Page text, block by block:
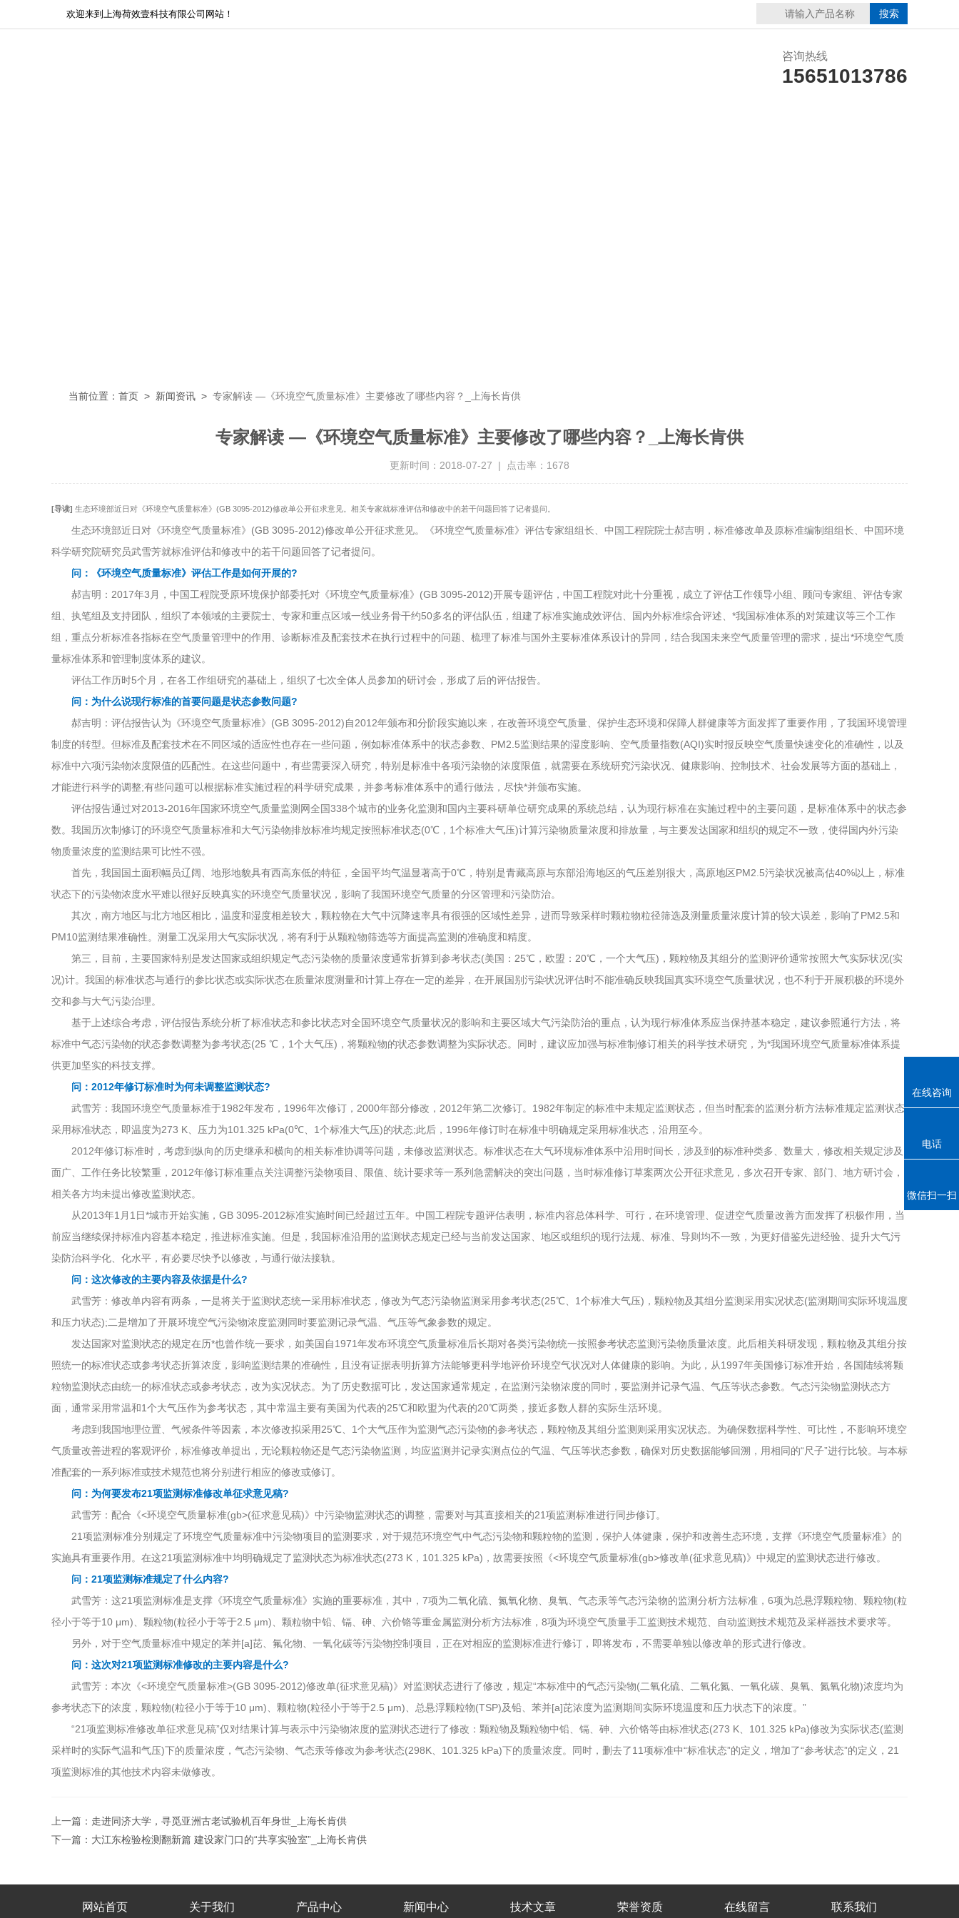
欢迎来到上海荷效壹科技有限公司网站！
咨询热线
15651013786
当前位置： 首页 > 新闻资讯 > 专家解读 —《环境空气质量标准》主要修改了哪些内容？_上海长肯供
专家解读 —《环境空气质量标准》主要修改了哪些内容？_上海长肯供
更新时间：2018-07-27 | 点击率：1678
[导读] 生态环境部近日对《环境空气质量标准》(GB 3095-2012)修改单公开征求意见。相关专家就标准评估和修改中的若干问题回答了记者提问。
生态环境部近日对《环境空气质量标准》(GB 3095-2012)修改单公开征求意见。《环境空气质量标准》评估专家组组长、中国工程院院士郝吉明，标准修改单及原标准编制组组长、中国环境
科学研究院研究员武雪芳就标准评估和修改中的若干问题回答了记者提问。
问：《环境空气质量标准》评估工作是如何开展的?
郝吉明：2017年3月，中国工程院受原环境保护部委托对《环境空气质量标准》(GB 3095-2012)开展专题评估，中国工程院对此十分重视，成立了评估工作领导小组、顾问专家组、评估专家
组、执笔组及支持团队，组织了本领域的主要院士、专家和重点区域一线业务骨干约50多名的评估队伍，组建了标准实施成效评估、国内外标准综合评述、*我国标准体系的对策建议等三个工作
组，重点分析标准各指标在空气质量管理中的作用、诊断标准及配套技术在执行过程中的问题、梳理了标准与国外主要标准体系设计的异同，结合我国未来空气质量管理的需求，提出*环境空气质
量标准体系和管理制度体系的建议。
评估工作历时5个月，在各工作组研究的基础上，组织了七次全体人员参加的研讨会，形成了后的评估报告。
问：为什么说现行标准的首要问题是状态参数问题?
郝吉明：评估报告认为《环境空气质量标准》(GB 3095-2012)自2012年颁布和分阶段实施以来，在改善环境空气质量、保护生态环境和保障人群健康等方面发挥了重要作用，了我国环境管理
制度的转型。但标准及配套技术在不同区域的适应性也存在一些问题，例如标准体系中的状态参数、PM2.5监测结果的湿度影响、空气质量指数(AQI)实时报反映空气质量快速变化的准确性，以及
标准中六项污染物浓度限值的匹配性。在这些问题中，有些需要深入研究，特别是标准中各项污染物的浓度限值，就需要在系统研究污染状况、健康影响、控制技术、社会发展等方面的基础上，
才能进行科学的调整;有些问题可以根据标准实施过程的科学研究成果，并参考标准体系中的通行做法，尽快*并颁布实施。
评估报告通过对2013-2016年国家环境空气质量监测网全国338个城市的业务化监测和国内主要科研单位研究成果的系统总结，认为现行标准在实施过程中的主要问题，是标准体系中的状态参
数。我国历次制修订的环境空气质量标准和大气污染物排放标准均规定按照标准状态(0℃，1个标准大气压)计算污染物质量浓度和排放量，与主要发达国家和组织的规定不一致，使得国内外污染
物质量浓度的监测结果可比性不强。
首先，我国国土面积幅员辽阔、地形地貌具有西高东低的特征，全国平均气温显著高于0℃，特别是青藏高原与东部沿海地区的气压差别很大，高原地区PM2.5污染状况被高估40%以上，标准
状态下的污染物浓度水平难以很好反映真实的环境空气质量状况，影响了我国环境空气质量的分区管理和污染防治。
其次，南方地区与北方地区相比，温度和湿度相差较大，颗粒物在大气中沉降速率具有很强的区域性差异，进而导致采样时颗粒物粒径筛选及测量质量浓度计算的较大误差，影响了PM2.5和
PM10监测结果准确性。测量工况采用大气实际状况，将有利于从颗粒物筛选等方面提高监测的准确度和精度。
第三，目前，主要国家特别是发达国家或组织规定气态污染物的质量浓度通常折算到参考状态(美国：25℃，欧盟：20℃，一个大气压)，颗粒物及其组分的监测评价通常按照大气实际状况(实
况)计。我国的标准状态与通行的参比状态或实际状态在质量浓度测量和计算上存在一定的差异，在开展国别污染状况评估时不能准确反映我国真实环境空气质量状况，也不利于开展积极的环境外
交和参与大气污染治理。
基于上述综合考虑，评估报告系统分析了标准状态和参比状态对全国环境空气质量状况的影响和主要区域大气污染防治的重点，认为现行标准体系应当保持基本稳定，建议参照通行方法，将
标准中气态污染物的状态参数调整为参考状态(25 ℃，1个大气压)，将颗粒物的状态参数调整为实际状态。同时，建议应加强与标准制修订相关的科学技术研究，为*我国环境空气质量标准体系提
供更加坚实的科技支撑。
问：2012年修订标准时为何未调整监测状态?
武雪芳：我国环境空气质量标准于1982年发布，1996年次修订，2000年部分修改，2012年第二次修订。1982年制定的标准中未规定监测状态，但当时配套的监测分析方法标准规定监测状态
采用标准状态，即温度为273 K、压力为101.325 kPa(0℃、1个标准大气压)的状态;此后，1996年修订时在标准中明确规定采用标准状态，沿用至今。
2012年修订标准时，考虑到纵向的历史继承和横向的相关标准协调等问题，未修改监测状态。标准状态在大气环境标准体系中沿用时间长，涉及到的标准种类多、数量大，修改相关规定涉及
面广、工作任务比较繁重，2012年修订标准重点关注调整污染物项目、限值、统计要求等一系列急需解决的突出问题，当时标准修订草案两次公开征求意见，多次召开专家、部门、地方研讨会，
相关各方均未提出修改监测状态。
从2013年1月1日*城市开始实施，GB 3095-2012标准实施时间已经超过五年。中国工程院专题评估表明，标准内容总体科学、可行，在环境管理、促进空气质量改善方面发挥了积极作用，当
前应当继续保持标准内容基本稳定，推进标准实施。但是，我国标准沿用的监测状态规定已经与当前发达国家、地区或组织的现行法规、标准、导则均不一致，为更好借鉴先进经验、提升大气污
染防治科学化、化水平，有必要尽快予以修改，与通行做法接轨。
问：这次修改的主要内容及依据是什么?
武雪芳：修改单内容有两条，一是将关于监测状态统一采用标准状态，修改为气态污染物监测采用参考状态(25℃、1个标准大气压)，颗粒物及其组分监测采用实况状态(监测期间实际环境温度
和压力状态);二是增加了开展环境空气污染物浓度监测同时要监测记录气温、气压等气象参数的规定。
发达国家对监测状态的规定在历*也曾作统一要求，如美国自1971年发布环境空气质量标准后长期对各类污染物统一按照参考状态监测污染物质量浓度。此后相关科研发现，颗粒物及其组分按
照统一的标准状态或参考状态折算浓度，影响监测结果的准确性，且没有证据表明折算方法能够更科学地评价环境空气状况对人体健康的影响。为此，从1997年美国修订标准开始，各国陆续将颗
粒物监测状态由统一的标准状态或参考状态，改为实况状态。为了历史数据可比，发达国家通常规定，在监测污染物浓度的同时，要监测并记录气温、气压等状态参数。气态污染物监测状态方
面，通常采用常温和1个大气压作为参考状态，其中常温主要有美国为代表的25℃和欧盟为代表的20℃两类，接近多数人群的实际生活环境。
考虑到我国地理位置、气候条件等因素，本次修改拟采用25℃、1个大气压作为监测气态污染物的参考状态，颗粒物及其组分监测则采用实况状态。为确保数据科学性、可比性，不影响环境空
气质量改善进程的客观评价，标准修改单提出，无论颗粒物还是气态污染物监测，均应监测并记录实测点位的气温、气压等状态参数，确保对历史数据能够回溯，用相同的“尺子”进行比较。与本标
准配套的一系列标准或技术规范也将分别进行相应的修改或修订。
问：为何要发布21项监测标准修改单征求意见稿?
武雪芳：配合《<环境空气质量标准(gb>(征求意见稿)》中污染物监测状态的调整，需要对与其直接相关的21项监测标准进行同步修订。
21项监测标准分别规定了环境空气质量标准中污染物项目的监测要求，对于规范环境空气中气态污染物和颗粒物的监测，保护人体健康，保护和改善生态环境，支撑《环境空气质量标准》的
实施具有重要作用。在这21项监测标准中均明确规定了监测状态为标准状态(273 K，101.325 kPa)，故需要按照《<环境空气质量标准(gb>修改单(征求意见稿)》中规定的监测状态进行修改。
问：21项监测标准规定了什么内容?
武雪芳：这21项监测标准是支撑《环境空气质量标准》实施的重要标准，其中，7项为二氧化硫、氮氧化物、臭氧、气态汞等气态污染物的监测分析方法标准，6项为总悬浮颗粒物、颗粒物(粒
径小于等于10 μm)、颗粒物(粒径小于等于2.5 μm)、颗粒物中铅、镉、砷、六价铬等重金属监测分析方法标准，8项为环境空气质量手工监测技术规范、自动监测技术规范及采样器技术要求等。
另外，对于空气质量标准中规定的苯并[a]芘、氟化物、一氧化碳等污染物控制项目，正在对相应的监测标准进行修订，即将发布，不需要单独以修改单的形式进行修改。
问：这次对21项监测标准修改的主要内容是什么?
武雪芳：本次《<环境空气质量标准>(GB 3095-2012)修改单(征求意见稿)》对监测状态进行了修改，规定“本标准中的气态污染物(二氧化硫、二氧化氮、一氧化碳、臭氧、氮氧化物)浓度均为
参考状态下的浓度，颗粒物(粒径小于等于10 μm)、颗粒物(粒径小于等于2.5 μm)、总悬浮颗粒物(TSP)及铅、苯并[a]芘浓度为监测期间实际环境温度和压力状态下的浓度。”
“21项监测标准修改单征求意见稿”仅对结果计算与表示中污染物浓度的监测状态进行了修改：颗粒物及颗粒物中铅、镉、砷、六价铬等由标准状态(273 K、101.325 kPa)修改为实际状态(监测
采样时的实际气温和气压)下的质量浓度，气态污染物、气态汞等修改为参考状态(298K、101.325 kPa)下的质量浓度。同时，删去了11项标准中“标准状态”的定义，增加了“参考状态”的定义，21
项监测标准的其他技术内容未做修改。
上一篇： 走进同济大学，寻觅亚洲古老试验机百年身世_上海长肯供
下一篇： 大江东检验检测翻新篇 建设家门口的“共享实验室”_上海长肯供
网站首页 关于我们 产品中心 新闻中心 技术文章 荣誉资质 在线留言 联系我们
在线咨询
电话
微信扫一扫